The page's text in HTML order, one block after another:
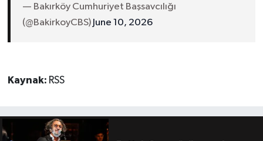
— Bakırköy Cumhuriyet Başsavcılığı
(@BakirkoyCBS) June 10, 2026
Kaynak: RSS